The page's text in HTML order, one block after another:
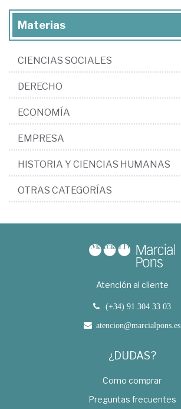
Materias
CIENCIAS SOCIALES
DERECHO
ECONOMÍA
EMPRESA
HISTORIA Y CIENCIAS HUMANAS
OTRAS CATEGORÍAS
Atención al cliente
(+34) 91 304 33 03
atencion@marcialpons.es
¿DUDAS?
Como comprar
Preguntas frecuentes